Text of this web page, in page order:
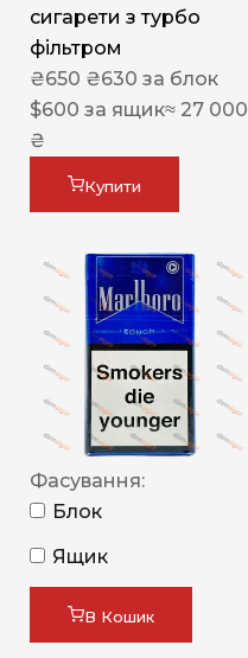
сигарети з турбо
фільтром
₴650 ₴630 за блок
$600 за ящик≈ 27 000
₴
Купити
Фасування:
Блок
Ящик
В Кошик